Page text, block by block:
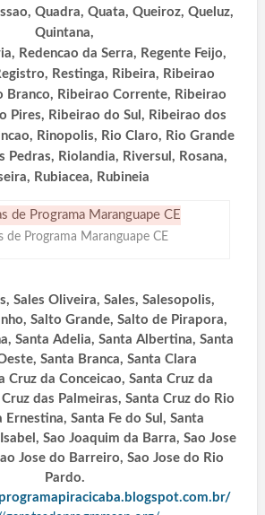
Quadra, Quata, Queiroz, Queluz,
Quintana,
Redencao da Serra, Regente Feijo,
Restinga, Ribeira, Ribeirao
Branco, Ribeirao Corrente, Ribeirao
Pires, Ribeirao do Sul, Ribeirao dos
Rinopolis, Rio Claro, Rio Grande
Pedras, Riolandia, Riversul, Rosana,
Rubiacea, Rubineia
de Programa Maranguape CE
Sales Oliveira, Sales, Salesopolis,
Salto Grande, Salto de Pirapora,
Santa Adelia, Santa Albertina, Santa
Santa Branca, Santa Clara
Cruz da Conceicao, Santa Cruz da
Cruz das Palmeiras, Santa Cruz do Rio
Ernestina, Santa Fe do Sul, Santa
Sao Joaquim da Barra, Sao Jose
Jose do Barreiro, Sao Jose do Rio
Pardo.